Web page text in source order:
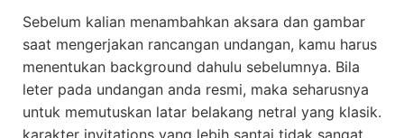
Sebelum kalian menambahkan aksara dan gambar
saat mengerjakan rancangan undangan, kamu harus
menentukan background dahulu sebelumnya. Bila
leter pada undangan anda resmi, maka seharusnya
untuk memutuskan latar belakang netral yang klasik.
karakter invitations yang lebih santai tidak sangat